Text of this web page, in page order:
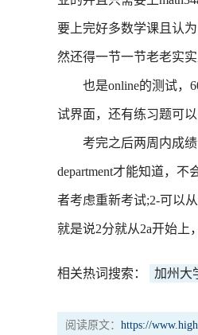
要上完好多数学课且认
然还得一节一节老老实实
也是online的测试，60
试界面，还有练习题可以
考完之后两周内成绩
department才能知道，不
者考虑重新考试;2-可以
就是说2分就从2a开始上
相关热词搜索： 加州大
阅读原文： https://